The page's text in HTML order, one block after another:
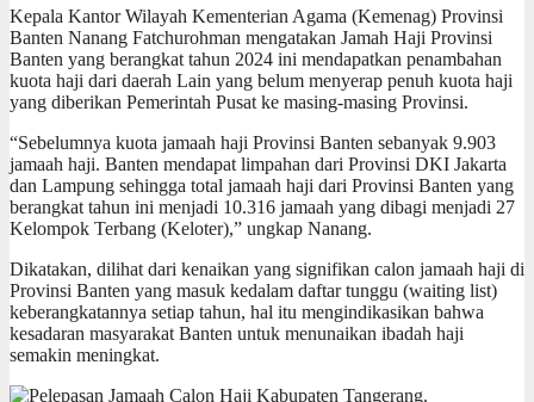
Kepala Kantor Wilayah Kementerian Agama (Kemenag) Provinsi
Banten Nanang Fatchurohman mengatakan Jamah Haji Provinsi
Banten yang berangkat tahun 2024 ini mendapatkan penambahan
kuota haji dari daerah Lain yang belum menyerap penuh kuota haji
yang diberikan Pemerintah Pusat ke masing-masing Provinsi.
“Sebelumnya kuota jamaah haji Provinsi Banten sebanyak 9.903
jamaah haji. Banten mendapat limpahan dari Provinsi DKI Jakarta
dan Lampung sehingga total jamaah haji dari Provinsi Banten yang
berangkat tahun ini menjadi 10.316 jamaah yang dibagi menjadi 27
Kelompok Terbang (Keloter),” ungkap Nanang.
Dikatakan, dilihat dari kenaikan yang signifikan calon jamaah haji di
Provinsi Banten yang masuk kedalam daftar tunggu (waiting list)
keberangkatannya setiap tahun, hal itu mengindikasikan bahwa
kesadaran masyarakat Banten untuk menunaikan ibadah haji
semakin meningkat.